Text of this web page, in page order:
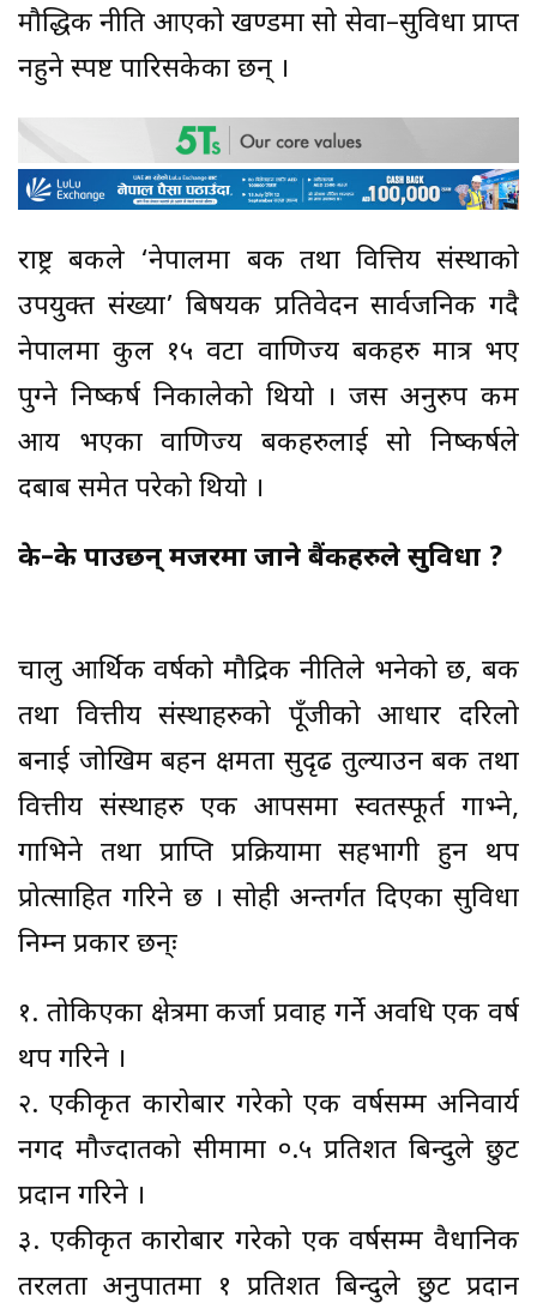
मौद्धिक नीति आएको खण्डमा सो सेवा–सुविधा प्राप्त
नहुने स्पष्ट पारिसकेका छन् ।
राष्ट्र बैंकले ‘नेपालमा बैंक तथा वित्तिय संस्थाको
उपयुक्त संख्या’ बिषयक प्रतिवेदन सार्वजनिक गदै
नेपालमा कुल १५ वटा वाणिज्य बैंकहरु मात्र भए
पुग्ने निष्कर्ष निकालेको थियो । जस अनुरुप कम
आय भएका वाणिज्य बैंकहरुलाई सो निष्कर्षले
दबाब समेत परेको थियो ।
के–के पाउछन् मर्जरमा जाने बैंकहरुले सुविधा ?
चालु आर्थिक वर्षको मौद्रिक नीतिले भनेको छ, बैंक
तथा वित्तीय संस्थाहरुको पूँजीको आधार दरिलो
बनाई जोखिम बहन क्षमता सुदृढ तुल्याउन बैंक तथा
वित्तीय संस्थाहरु एक आपसमा स्वतस्फूर्त गाभ्ने,
गाभिने तथा प्राप्ति प्रक्रियामा सहभागी हुन थप
प्रोत्साहित गरिने छ । सोही अन्तर्गत दिएका सुविधा
निम्न प्रकार छन्ः
१. तोकिएका क्षेत्रमा कर्जा प्रवाह गर्ने अवधि एक वर्ष
थप गरिने ।
२. एकीकृत कारोबार गरेको एक वर्षसम्म अनिवार्य
नगद मौज्दातको सीमामा ०.५ प्रतिशत बिन्दुले छुट
प्रदान गरिने ।
३. एकीकृत कारोबार गरेको एक वर्षसम्म वैधानिक
तरलता अनुपातमा १ प्रतिशत बिन्दुले छुट प्रदान